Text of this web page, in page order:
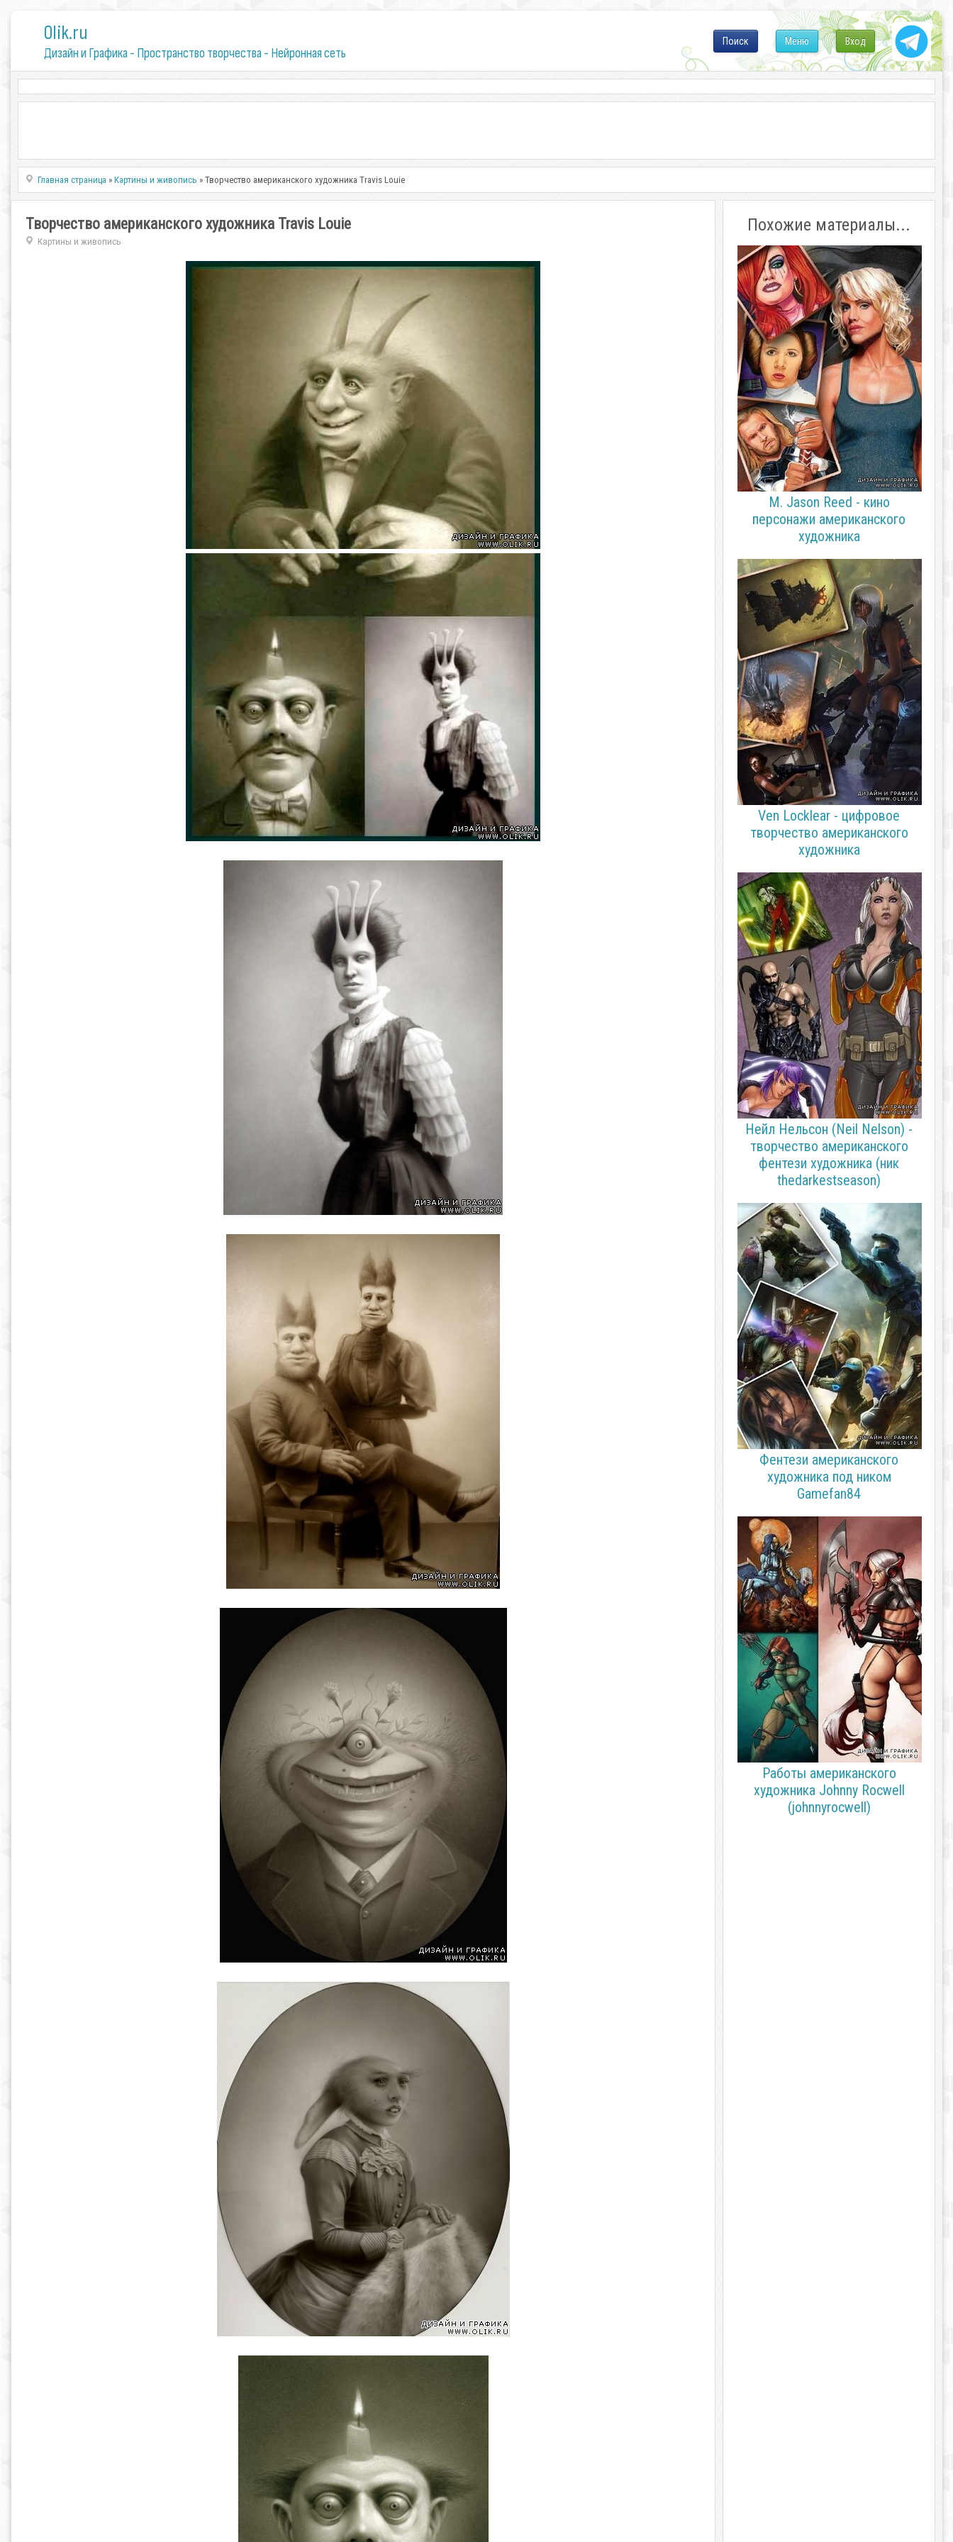
0lik.ru
Дизайн и Графика - Пространство творчества - Нейронная сеть
Вход
Меню
Поиск
Главная страница »Картины и живопись » Творчество американского художника Travis Louie
Творчество американского художника Travis Louie
Картины и живопись
Похожие материалы...
M. Jason Reed - кино
персонажи американского
художника
Ven Locklear - цифровое
творчество американского
художника
Нейл Нельсон (Neil Nelson) -
творчество американского
фентези художника (ник
thedarkestseason)
Фентези американского
художника под ником
Gamefan84
Работы американского
художника Johnny Rocwell
(johnnyrocwell)